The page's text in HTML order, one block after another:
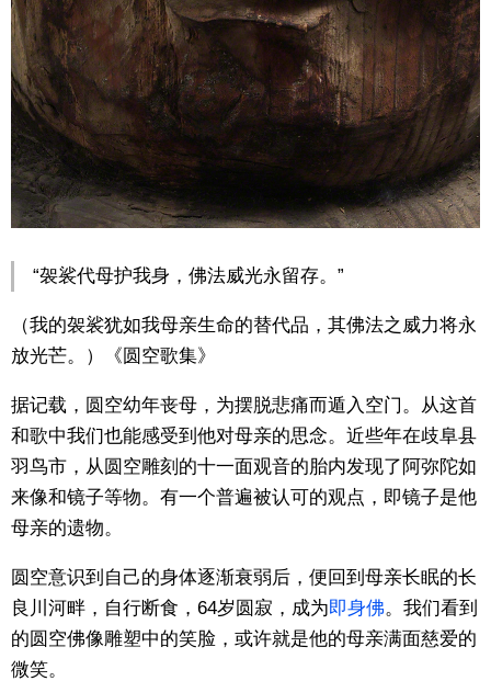
“袈裟代母护我身，佛法威光永留存。”
（我的袈裟犹如我母亲生命的替代品，其佛法之威力将永
放光芒。）《圆空歌集》
据记载，圆空幼年丧母，为摆脱悲痛而遁入空门。从这首
和歌中我们也能感受到他对母亲的思念。近些年在歧阜县
羽鸟市，从圆空雕刻的十一面观音的胎内发现了阿弥陀如
来像和镜子等物。有一个普遍被认可的观点，即镜子是他
母亲的遗物。
圆空意识到自己的身体逐渐衰弱后，便回到母亲长眠的长
良川河畔，自行断食，64岁圆寂，成为即身佛。我们看到
的圆空佛像雕塑中的笑脸，或许就是他的母亲满面慈爱的
微笑。